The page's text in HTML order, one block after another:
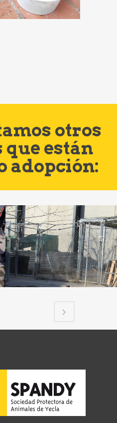
otros
están
adopción: